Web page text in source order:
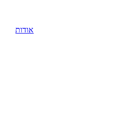
אודות